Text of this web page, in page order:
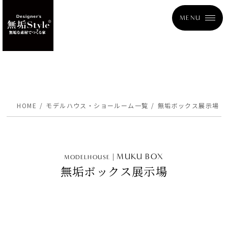
MENU
HOME モデルハウス・ショールーム一覧 無垢ボックス展示場
MODELHOUSE MUKU BOX
無垢ボックス展示場